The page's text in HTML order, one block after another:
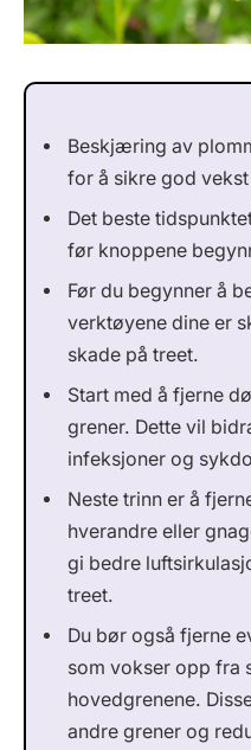
Beskjæring av
for å sikre god
Det beste
før knoppene
Før du begynner å
verktøyene dine er
skade på treet.
Start med å fjerne
grener. Dette vil
infeksjoner og
Neste trinn er å
hverandre eller
gi bedre
treet.
Du bør også fjerne
som vokser opp fra
hovedgrenene.
andre grener og